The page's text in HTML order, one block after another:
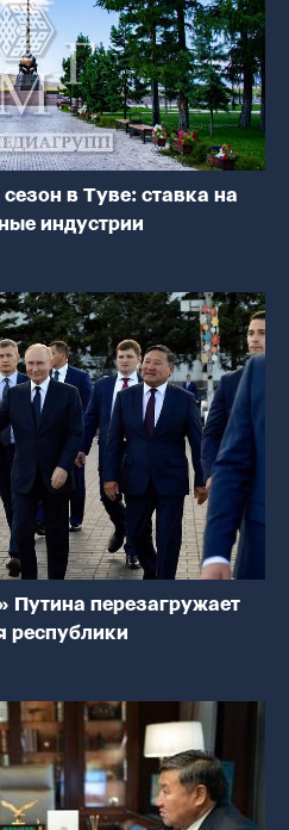
в Туве: ставка на
индустрии
Путина перезагружает
республики